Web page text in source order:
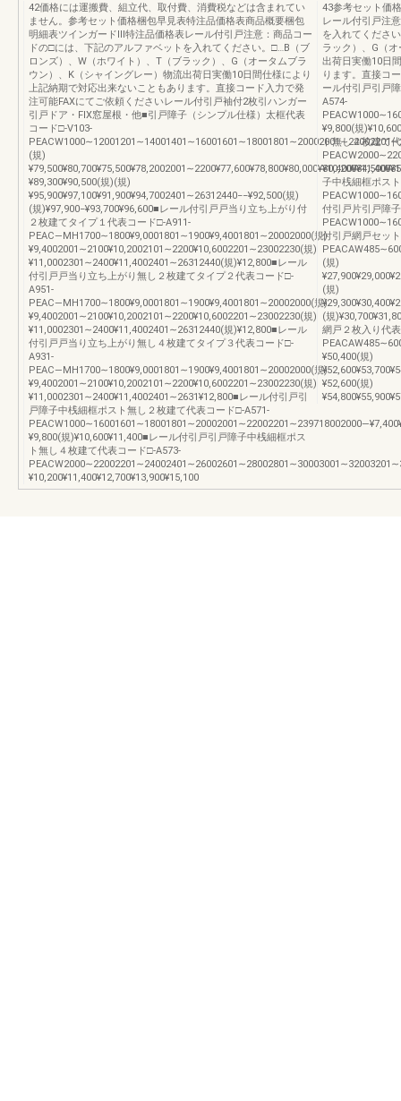
42価格には運搬費、組立代、取付費、消費税などは含まれてい
ません。参考セット価格梱包早見表特注品価格表商品概要梱包
明細表ツインガードⅢ特注品価格表レール付引戸注意：商品コー
ドの□には、下記のアルファベットを入れてください。□…B（ブ
ロンズ）、W（ホワイト）、T（ブラック）、G（オータムブラ
ウン）、K（シャイングレー）物流出荷日実働10日間仕様により
上記納期で対応出来ないこともあります。直接コード入力で発
注可能FAXにてご依頼くださいレール付引戸袖付2枚引ハンガー
引戸ドア・FIX窓屋根・他■引戸障子（シンプル仕様）太框代表
コード□-V103-
(規)
¥89,300¥90,500(規)(規)
¥95,900¥97,100¥91,900¥94,7002401∼26312440−−¥92,500(規)
(規)¥97,900−¥93,700¥96,600■レール付引戸戸当り立ち上がり付
２枚建てタイプ１代表コード□-A911-
PEAC―MH1700∼1800¥9,0001801∼1900¥9,4001801∼20002000(規)
¥9,4002001∼2100¥10,2002101∼2200¥10,6002201∼23002230(規)
¥11,0002301∼2400¥11,4002401∼26312440(規)¥12,800■レール
付引戸戸当り立ち上がり無し２枚建てタイプ２代表コード□-
A951-
PEAC―MH1700∼1800¥9,0001801∼1900¥9,4001801∼20002000(規)
¥9,4002001∼2100¥10,2002101∼2200¥10,6002201∼23002230(規)
¥11,0002301∼2400¥11,4002401∼26312440(規)¥12,800■レール
付引戸戸当り立ち上がり無し４枚建てタイプ３代表コード□-
A931-
PEAC―MH1700∼1800¥9,0001801∼1900¥9,4001801∼20002000(規)
¥9,4002001∼2100¥10,2002101∼2200¥10,6002201∼23002230(規)
¥11,0002301∼2400¥11,4002401∼2631¥12,800■レール付引戸引
戸障子中桟細框ポスト無し２枚建て代表コード□-A571-
¥9,800(規)¥10,600¥11,400■レール付引戸引戸障子中桟細框ポス
ト無し４枚建て代表コード□-A573-
¥10,200¥11,400¥12,700¥13,900¥15,100
43参考セット価
レール付引戸注
を入れてくださ
ラック）、G（
出荷日実働10日
ります。直接コ
ール付引戸引戸
A574-
¥9,800(規
ト無し４枚建て
子中桟細框ポス
付引戸片引戸障
付引戸網戸セッ
(規)
(規)
(規
網戸２枚入り代
¥50,400(規)
¥52,600(規)